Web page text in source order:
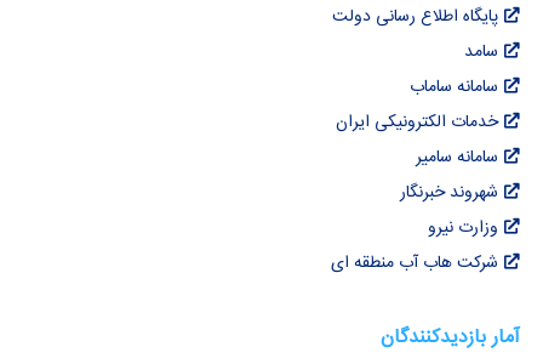
پایگاه اطلاع رسانی دولت
سامد
سامانه ساماب
خدمات الکترونیکی ایران
سامانه سامیر
شهروند خبرنگار
وزارت نیرو
شرکت هاب آب منطقه ای
آمار بازدیدکنندگان